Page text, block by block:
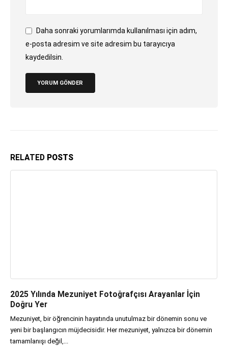
Daha sonraki yorumlarımda kullanılması için adım,
e-posta adresim ve site adresim bu tarayıcıya
kaydedilsin.
RELATED POSTS
2025 Yılında Mezuniyet Fotoğrafçısı Arayanlar İçin
Doğru Yer
Mezuniyet, bir öğrencinin hayatında unutulmaz bir dönemin sonu ve
yeni bir başlangıcın müjdecisidir. Her mezuniyet, yalnızca bir dönemin
tamamlanışı değil,...